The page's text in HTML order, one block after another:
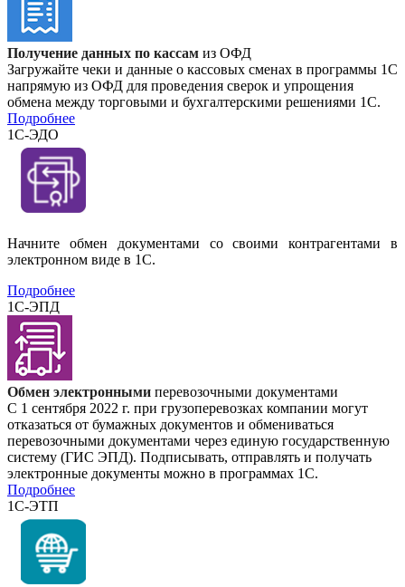
Получение данных по кассам из ОФД
Загружайте чеки и данные о кассовых сменах в программы 1С
напрямую из ОФД для проведения сверок и упрощения
обмена между торговыми и бухгалтерскими решениями 1С.
Подробнее
1С-ЭДО
Начните обмен документами со своими контрагентами в
электронном виде в 1С.
Подробнее
1С-ЭПД
Обмен электронными перевозочными документами
С 1 сентября 2022 г. при грузоперевозках компании могут
отказаться от бумажных документов и обмениваться
перевозочными документами через единую государственную
систему (ГИС ЭПД). Подписывать, отправлять и получать
электронные документы можно в программах 1С.
Подробнее
1С-ЭТП